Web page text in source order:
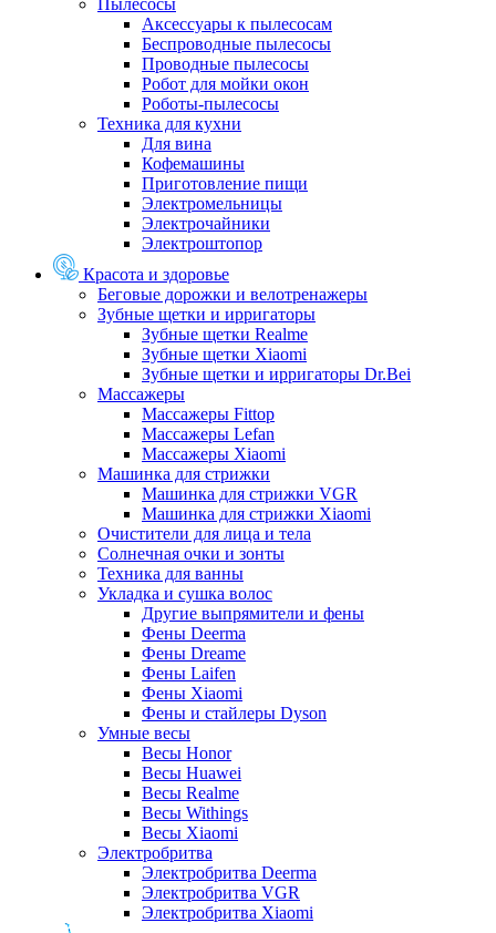
Пылесосы
Аксессуары к пылесосам
Беспроводные пылесосы
Проводные пылесосы
Робот для мойки окон
Роботы-пылесосы
Техника для кухни
Для вина
Кофемашины
Приготовление пищи
Электромельницы
Электрочайники
Электроштопор
Красота и здоровье
Беговые дорожки и велотренажеры
Зубные щетки и ирригаторы
Зубные щетки Realme
Зубные щетки Xiaomi
Зубные щетки и ирригаторы Dr.Bei
Массажеры
Массажеры Fittop
Массажеры Lefan
Массажеры Xiaomi
Машинка для стрижки
Машинка для стрижки VGR
Машинка для стрижки Xiaomi
Очистители для лица и тела
Солнечная очки и зонты
Техника для ванны
Укладка и сушка волос
Другие выпрямители и фены
Фены Deerma
Фены Dreame
Фены Laifen
Фены Xiaomi
Фены и стайлеры Dyson
Умные весы
Весы Honor
Весы Huawei
Весы Realme
Весы Withings
Весы Xiaomi
Электробритва
Электробритва Deerma
Электробритва VGR
Электробритва Xiaomi